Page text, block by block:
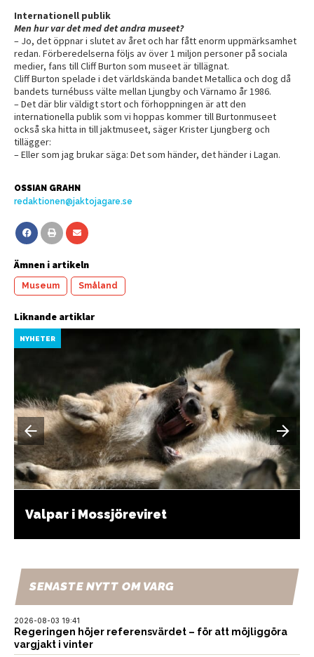
Internationell publik
Men hur var det med det andra museet?
– Jo, det öppnar i slutet av året och har fått enorm uppmärksamhet
redan. Förberedelserna följs av över 1 miljon personer på sociala
medier, fans till Cliff Burton som museet är tillägnat.
Cliff Burton spelade i det världskända bandet Metallica och dog då
bandets turnébuss välte mellan Ljungby och Värnamo år 1986.
– Det där blir väldigt stort och förhoppningen är att den
internationella publik som vi hoppas kommer till Burtonmuseet
också ska hitta in till jaktmuseet, säger Krister Ljungberg och
tillägger:
– Eller som jag brukar säga: Det som händer, det händer i Lagan.
OSSIAN GRAHN
redaktionen@jaktojagare.se
Ämnen i artikeln
Museum Småland
Liknande artiklar
NYHETER
Valpar i Mossjöreviret
SENASTE NYTT OM VARG
2026-08-03 19:41
Regeringen höjer referensvärdet – för att möjliggöra
vargjakt i vinter